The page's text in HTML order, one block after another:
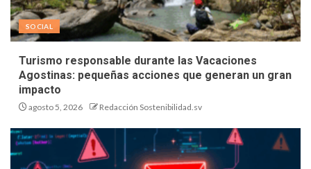
SOCIAL
Turismo responsable durante las Vacaciones
Agostinas: pequeñas acciones que generan un gran
impacto
agosto 5, 2026 Redacción Sostenibilidad.sv